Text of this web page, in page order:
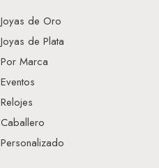
Joyas de Oro
Joyas de Plata
Por Marca
Eventos
Relojes
Caballero
Personalizado